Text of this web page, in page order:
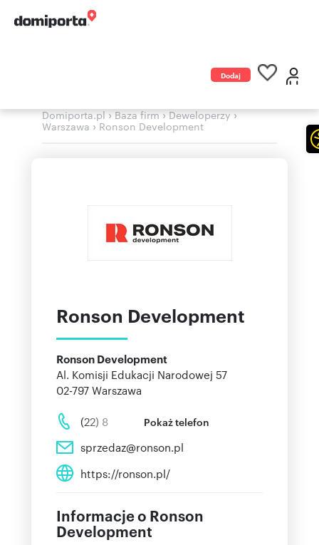
Dodaj
Domiporta.pl›Baza firm›Deweloperzy›
Warszawa ›Ronson Development
Ronson Development
Ronson Development
Al. Komisji Edukacji Narodowej 57
02-797Warszawa
(22) 8 Pokaż telefon
sprzedaz@ronson.pl
https://ronson.pl/
Informacje o Ronson
Development